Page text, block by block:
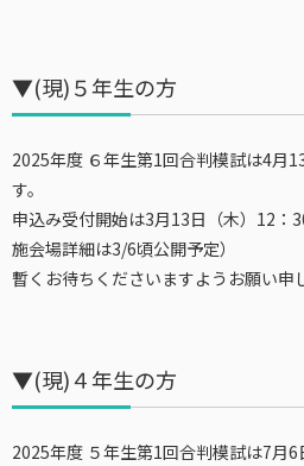
▼(現)５年生の方
2025年度 ６年生第1回合判模試は4月
す。
申込み受付開始は3月13日（木）12：
施会場詳細は3/6頃公開予定）
暫くお待ちくださいますようお願い申
▼(現)４年生の方
2025年度 ５年生第1回合判模試は7月6